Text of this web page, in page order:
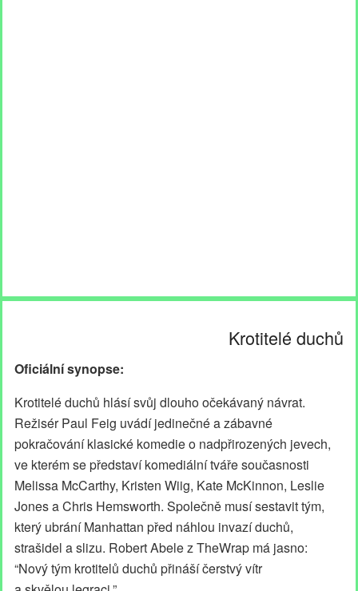
Krotitelé duchů
Oficiální synopse:
Krotitelé duchů hlásí svůj dlouho očekávaný návrat.
Režisér Paul Feig uvádí jedinečné a zábavné
pokračování klasické komedie o nadpřirozených jevech,
ve kterém se představí komediální tváře současnosti
Melissa McCarthy, Kristen Wiig, Kate McKinnon, Leslie
Jones a Chris Hemsworth. Společně musí sestavit tým,
který ubrání Manhattan před náhlou invazí duchů,
strašidel a slizu. Robert Abele z TheWrap má jasno:
“Nový tým krotitelů duchů přináší čerstvý vítr